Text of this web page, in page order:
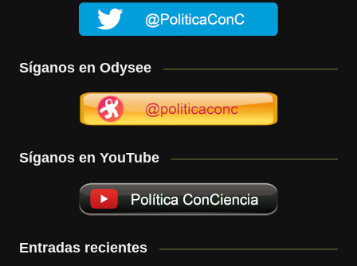
Síganos en Odysee
Síganos en YouTube
Entradas recientes